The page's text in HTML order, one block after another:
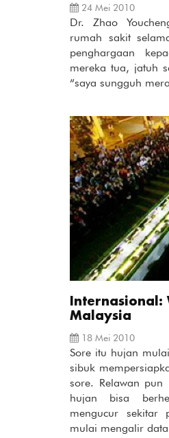
24 Mei 2010
Dr. Zhao
rumah sakit
penghargaan
mereka tua, jatuh
“saya sungguh
Internasional:
Malaysia
18 Mei 2010
Sore itu hujan
sibuk
sore. Relawan
hujan bisa
mengucur sekitar
mulai mengalir